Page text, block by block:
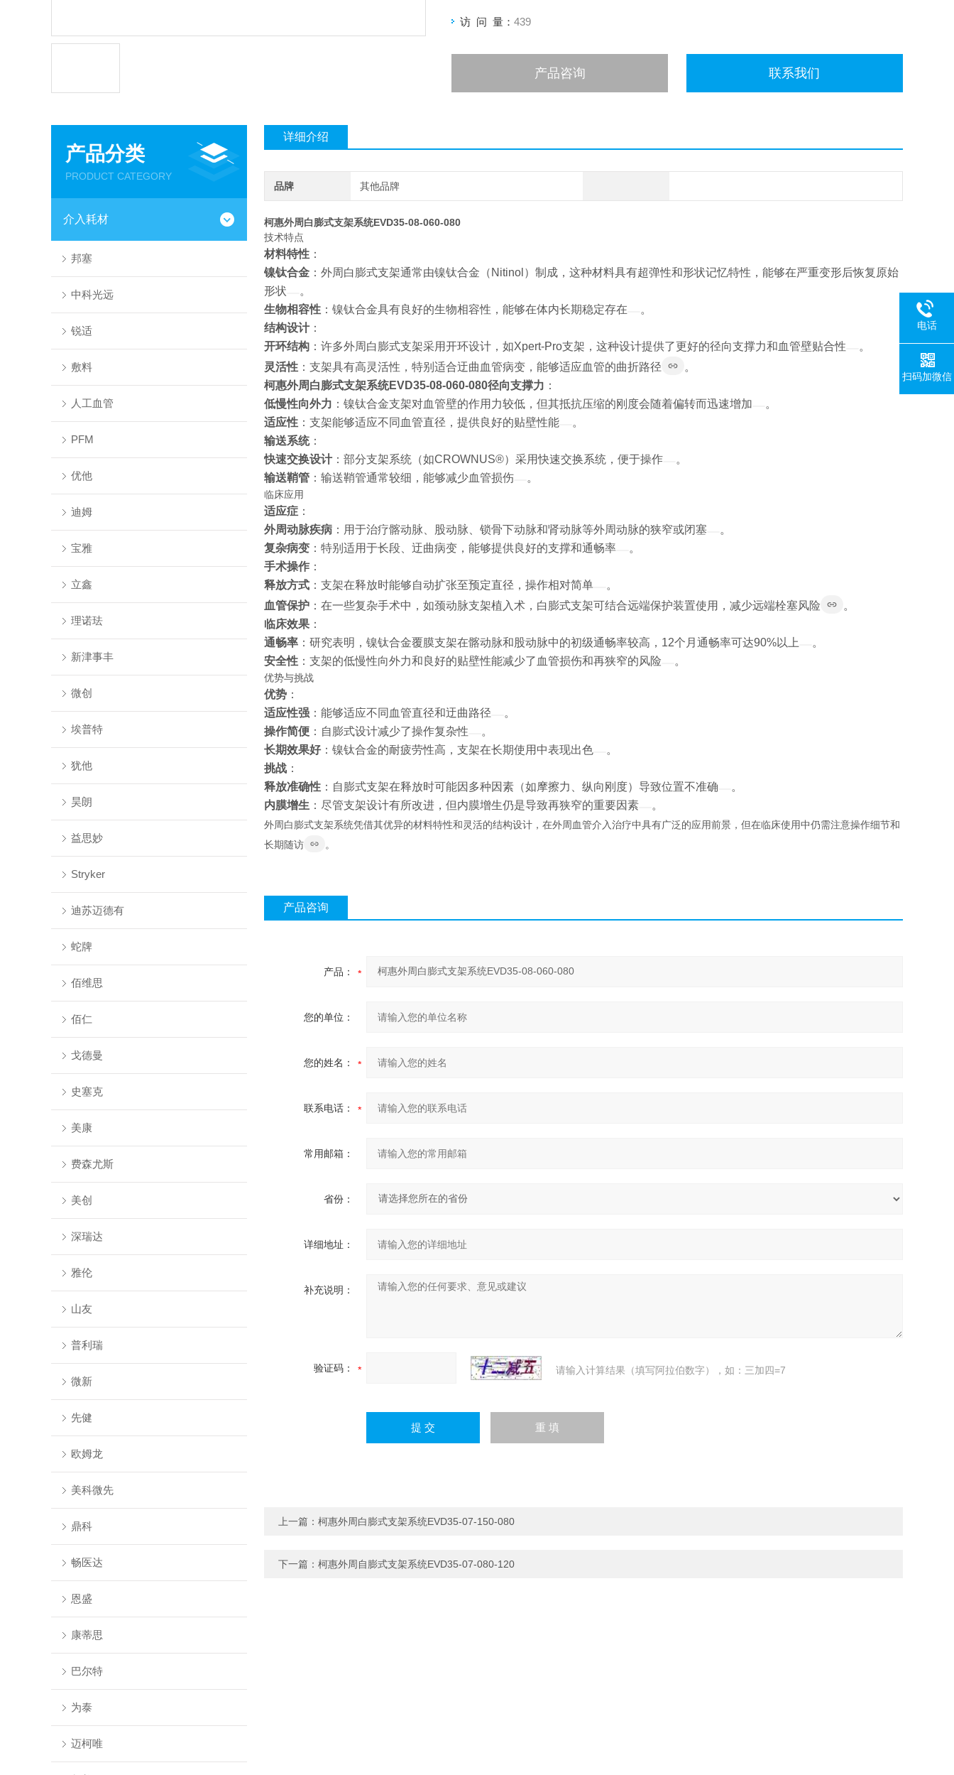
访 问 量： 439
产品咨询 联系我们
产品分类
PRODUCT CATEGORY
介入耗材
邦塞
中科光远
锐适
敷料
人工血管
PFM
优他
迪姆
宝雅
立鑫
理诺珐
新津事丰
微创
埃普特
犹他
昊朗
益思妙
Stryker
迪苏迈德有
蛇牌
佰维思
佰仁
戈德曼
史塞克
美康
费森尤斯
美创
深瑞达
雅伦
山友
普利瑞
微新
先健
欧姆龙
美科微先
鼎科
畅医达
恩盛
康蒂思
巴尔特
为泰
迈柯唯
详细介绍
品牌 其他品牌
柯惠外周白膨式支架系统EVD35-08-060-080
技术特点
材料特性 ：
镍钛合金 ：外周白膨式支架通常由镍钛合金（Nitinol）制成，这种材料具有超弹性和形状记忆特性，能够在严重变形后恢复原始
形状
。
生物相容性 ：镍钛合金具有良好的生物相容性，能够在体内长期稳定存在
。
结构设计：
开环结构 ：许多外周白膨式支架采用开环设计，如Xpert-Pro支架，这种设计提供了更好的径向支撑力和血管壁贴合性
。
灵活性 ：支架具有高灵活性，特别适合迂曲血管病变，能够适应血管的曲折路径
。
柯惠外周白膨式支架系统EVD35-08-060-080径向支撑力 ：
低慢性向外力 ：镍钛合金支架对血管壁的作用力较低，但其抵抗压缩的刚度会随着偏转而迅速增加
。
适应性 ：支架能够适应不同血管直径，提供良好的贴壁性能
。
输送系统：
快速交换设计：部分支架系统（如CROWNUS®）采用快速交换系统，便于操作
。
输送鞘管 ：输送鞘管通常较细，能够减少血管损伤 。
临床应用
适应症 ：
外周动脉疾病 ：用于治疗髂动脉、股动脉、锁骨下动脉和肾动脉等外周动脉的狭窄或闭塞
。
复杂病变 ：特别适用于长段、迂曲病变，能够提供良好的支撑和通畅率
。
手术操作 ：
释放方式 ：支架在释放时能够自动扩张至预定直径，操作相对简单
。
血管保护 ：在一些复杂手术中，如颈动脉支架植入术，白膨式支架可结合远端保护装置使用，减少远端栓塞风险
。
临床效果 ：
通畅率 ：研究表明，镍钛合金覆膜支架在髂动脉和股动脉中的初级通畅率较高，12个月通畅率可达90%以上
。
安全性 ：支架的低慢性向外力和良好的贴壁性能减少了血管损伤和再狭窄的风险 。
优势与挑战
优势 ：
适应性强 ：能够适应不同血管直径和迂曲路径
。
操作简便 ：自膨式设计减少了操作复杂性
。
长期效果好：镍钛合金的耐疲劳性高，支架在长期使用中表现出色
。
挑战 ：
释放准确性 ：自膨式支架在释放时可能因多种因素（如摩擦力、纵向刚度）导致位置不准确
。
内膜增生 ：尽管支架设计有所改进，但内膜增生仍是导致再狭窄的重要因素 。
外周白膨式支架系统凭借其优异的材料特性和灵活的结构设计，在外周血管介入治疗中具有广泛的应用前景，但在临床使用中仍需注意操作细节和
长期随访
。
产品咨询
产品：
您的单位：
您的姓名：
联系电话：
常用邮箱：
省份：
详细地址：
补充说明：
验证码： 请输入计算结果（填写阿拉伯数字），如：三加四=7
上一篇： 柯惠外周白膨式支架系统EVD35-07-150-080
下一篇： 柯惠外周自膨式支架系统EVD35-07-080-120
电话
扫码加微信